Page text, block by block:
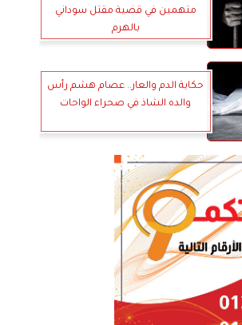
متهمين في قضية مقتل سوداني
بالهرم
حكاية الدم والعار.. عصام هشم رأس
والده الشاذ في صحراء الواحات